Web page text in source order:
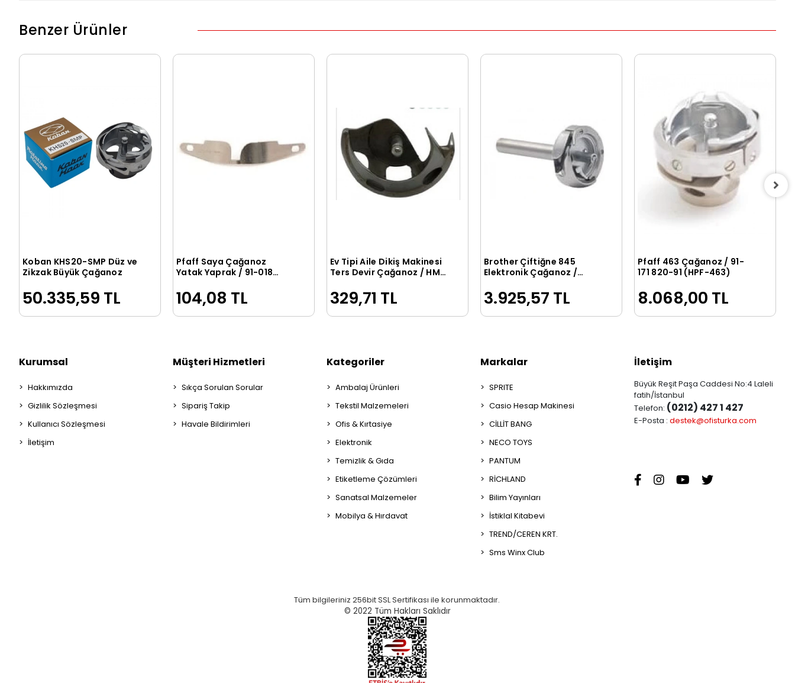
Benzer Ürünler
Sepete Ekle
Koban KHS20-SMP Düz ve
Zikzak Büyük Çağanoz
50.335,59 TL
Sepete Ekle
Pfaff Saya Çağanoz
Yatak Yaprak / 91-018
104,08 TL
Sepete Ekle
Ev Tipi Aile Dikiş Makinesi
Ters Devir Çağanoz / HM-
329,71 TL
Sepete Ekle
Brother Çiftiğne 845
Elektronik Çağanoz /
3.925,57 TL
Sepete Ekle
Pfaff 463 Çağanoz / 91-
171 820-91 (HPF-463)
8.068,00 TL
Kurumsal
Hakkımızda
Gizlilik Sözleşmesi
Kullanıcı Sözleşmesi
İletişim
Müşteri Hizmetleri
Sıkça Sorulan Sorular
Sipariş Takip
Havale Bildirimleri
Kategoriler
Ambalaj Ürünleri
Tekstil Malzemeleri
Ofis & Kırtasiye
Elektronik
Temizlik & Gıda
Etiketleme Çözümleri
Sanatsal Malzemeler
Mobilya & Hırdavat
Markalar
SPRITE
Casio Hesap Makinesi
CİLLİT BANG
NECO TOYS
PANTUM
RİCHLAND
Bilim Yayınları
İstiklal Kitabevi
TREND/CEREN KRT.
Sms Winx Club
İletişim
Büyük Reşit Paşa Caddesi No:4 Laleli
fatih/İstanbul
Telefon: (0212) 427 1 427
E-Posta : destek@ofisturka.com
Tüm bilgileriniz 256bit SSL Sertifikası ile korunmaktadır.
© 2022 Tüm Hakları Saklıdır